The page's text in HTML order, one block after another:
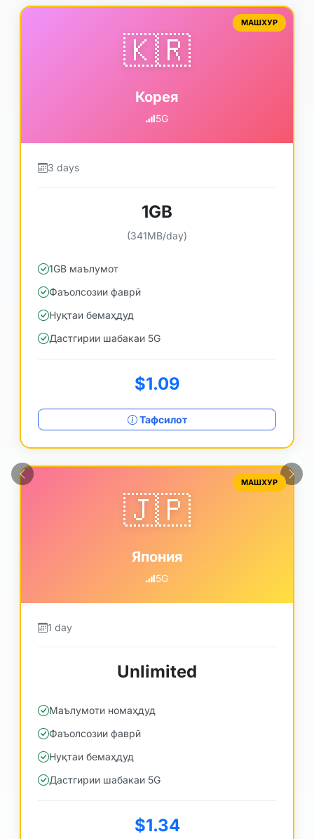
МАШХУР
🇰🇷
Корея
5G
3 days
1GB
(341MB/day)
1GB маълумот
Фаъолсозии фаврӣ
Нуқтаи бемаҳдуд
Дастгирии шабакаи 5G
$1.09
Тафсилот
МАШХУР
🇯🇵
Япония
5G
1 day
Unlimited
Маълумоти номаҳдуд
Фаъолсозии фаврӣ
Нуқтаи бемаҳдуд
Дастгирии шабакаи 5G
$1.34
Гузашта